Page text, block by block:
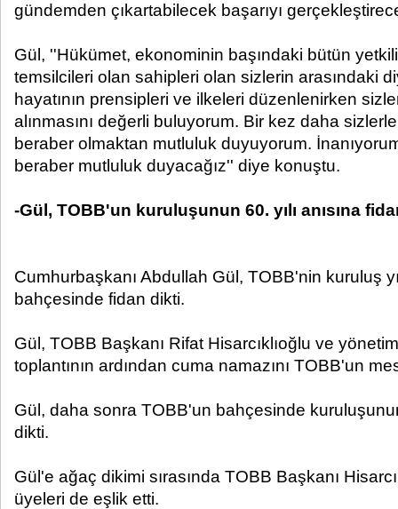
gündemden çıkartabilecek başarıyı
Gül, ''Hükümet, ekonominin başındaki bütün
temsilcileri olan sahipleri olan sizlerin arasındaki
hayatının prensipleri ve ilkeleri düzenlenirken
alınmasını değerli buluyorum. Bir kez daha
beraber olmaktan mutluluk duyuyorum.
beraber mutluluk duyacağız'' diye konuştu.
-Gül, TOBB'un kuruluşunun 60. yılı anısına
Cumhurbaşkanı Abdullah Gül, TOBB'nin kuruluş
bahçesinde fidan dikti.
Gül, TOBB Başkanı Rifat Hisarcıklıoğlu ve
toplantının ardından cuma namazını TOBB'un
Gül, daha sonra TOBB'un bahçesinde kuruluşunun
dikti.
Gül'e ağaç dikimi sırasında TOBB Başkanı
üyeleri de eşlik etti.